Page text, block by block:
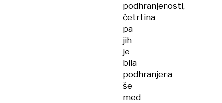
podhranjenosti,
četrtina
pa
jih
je
bila
podhranjena
še
med